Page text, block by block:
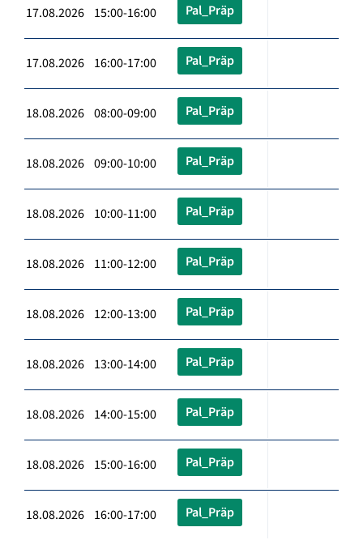
17.08.2026 15:00-16:00 Pal_Präp
17.08.2026 16:00-17:00 Pal_Präp
18.08.2026 08:00-09:00 Pal_Präp
18.08.2026 09:00-10:00 Pal_Präp
18.08.2026 10:00-11:00 Pal_Präp
18.08.2026 11:00-12:00 Pal_Präp
18.08.2026 12:00-13:00 Pal_Präp
18.08.2026 13:00-14:00 Pal_Präp
18.08.2026 14:00-15:00 Pal_Präp
18.08.2026 15:00-16:00 Pal_Präp
18.08.2026 16:00-17:00 Pal_Präp